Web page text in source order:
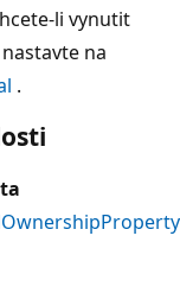
li vynutit
na
.